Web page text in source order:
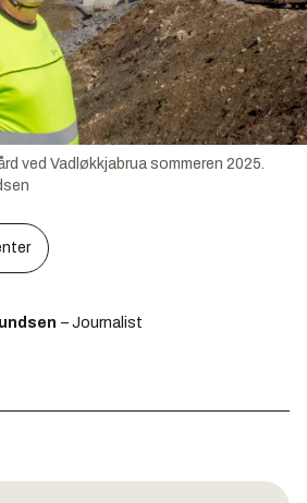
ved Vadløkkjabrua sommeren 2025.
– Journalist